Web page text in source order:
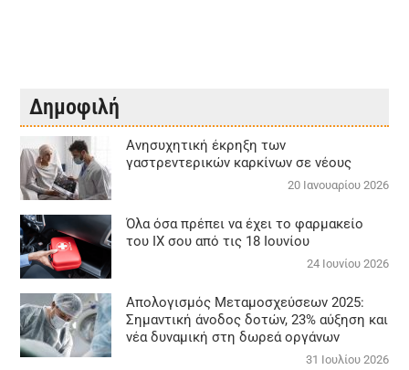
Δημοφιλή
Aνησυχητική έκρηξη των
γαστρεντερικών καρκίνων σε νέους
20 Ιανουαρίου 2026
Όλα όσα πρέπει να έχει το φαρμακείο
του ΙΧ σου από τις 18 Ιουνίου
24 Ιουνίου 2026
Απολογισμός Μεταμοσχεύσεων 2025:
Σημαντική άνοδος δοτών, 23% αύξηση και
νέα δυναμική στη δωρεά οργάνων
31 Ιουλίου 2026